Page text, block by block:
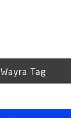
Wayra Tag